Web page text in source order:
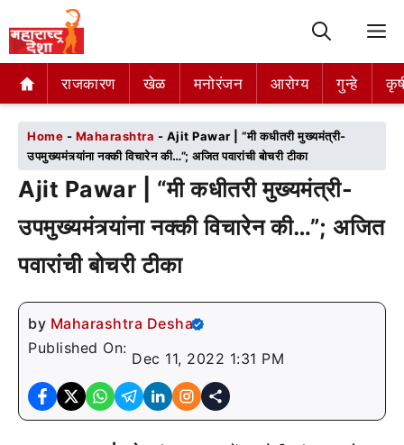
राजकारण खेळ मनोरंजन आरोग्य गुन्हे
राजकारण खेळ मनोरंजन आरोग्य गुन्हे
Home - Maharashtra - Ajit Pawar | “मी कधीतरी मुख्यमंत्री-
उपमुख्यमंत्र्यांना नक्की विचारेन की…”; अजित पवारांची बोचरी टीका
Ajit Pawar | “मी कधीतरी मुख्यमंत्री-
उपमुख्यमंत्र्यांना नक्की विचारेन की…”; अजित
पवारांची बोचरी टीका
by Maharashtra Desha
Published On:
Dec 11, 2022 1:31 PM